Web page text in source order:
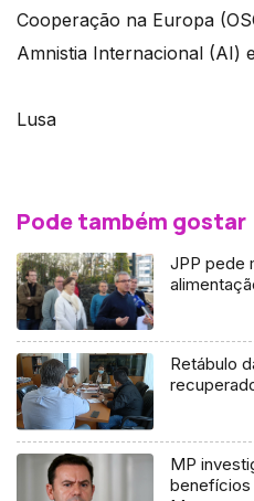
Cooperação na Europa
Amnistia Internacional (AI)
Lusa
Pode também gostar
JPP pede
Retábulo
MP
benefícios